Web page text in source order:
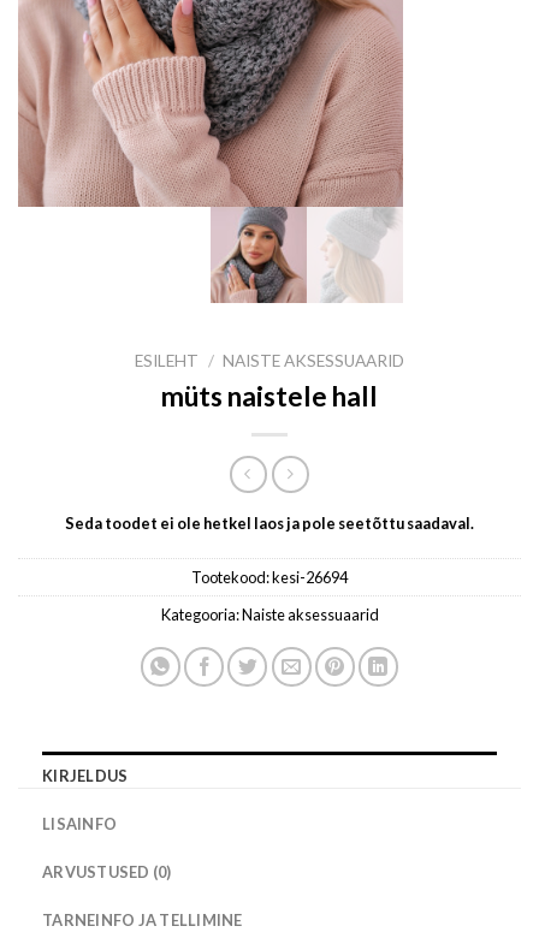
ESILEHT / NAISTE AKSESSUAARID
müts naistele hall
Seda toodet ei ole hetkel laos ja pole seetõttu saadaval.
Tootekood:kesi-26694
Kategooria:Naiste aksessuaarid
KIRJELDUS
LISAINFO
ARVUSTUSED (0)
TARNEINFO JA TELLIMINE